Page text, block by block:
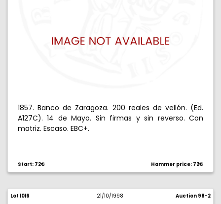
1857. Banco de Zaragoza. 200 reales de vellón. (Ed.
A127C). 14 de Mayo. Sin firmas y sin reverso. Con
matriz. Escaso. EBC+.
Start: 72€ Hammer price: 72€
Lot 1016 21/10/1998 Auction 98-2